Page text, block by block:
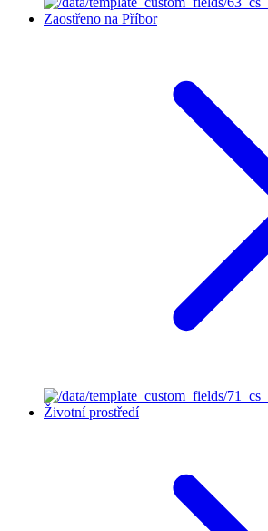
Zaostřeno na Příbor
Životní prostředí